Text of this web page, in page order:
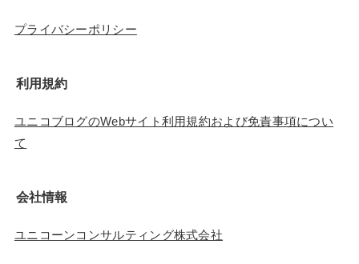
プライバシーポリシー
利用規約
ユニコブログのWebサイト利用規約および免責事項につい
て
会社情報
ユニコーンコンサルティング株式会社